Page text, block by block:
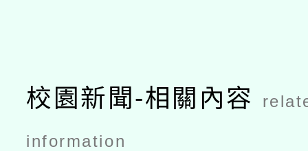
校園新聞-相關內容
information